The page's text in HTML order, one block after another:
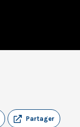
Partager